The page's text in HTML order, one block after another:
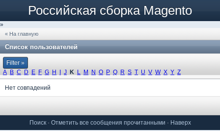
Российская сборка Magento
»
« На главную
Список пользователей
Filter »
A B C D E F G H J K L M N O P Q R S T U V W X Y Z
Нет совпадений
Поиск· Отметить все сообщения прочитанными · Наверх